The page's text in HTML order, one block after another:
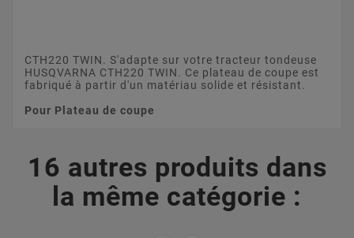
CTH220 TWIN. S'adapte sur votre tracteur tondeuse
HUSQVARNA CTH220 TWIN. Ce plateau de coupe est
fabriqué à partir d'un matériau solide et résistant.
Pour Plateau de coupe
16 autres produits dans
la même catégorie :